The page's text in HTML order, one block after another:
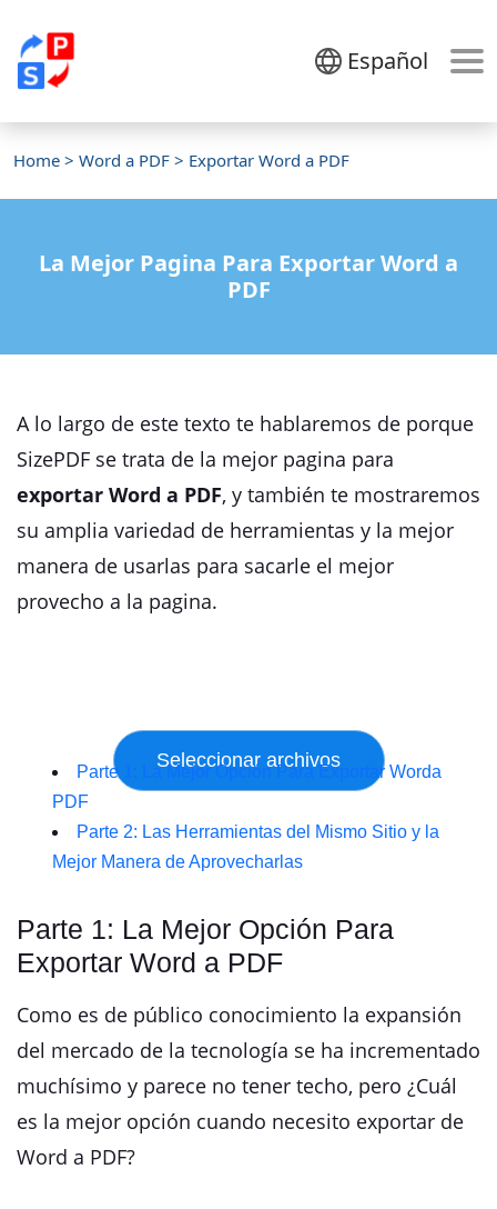
Español
Home > Word a PDF > Exportar Word a PDF
La Mejor Pagina Para Exportar Word a
PDF
A lo largo de este texto te hablaremos de porque
SizePDF se trata de la mejor pagina para
exportar Word a PDF, y también te mostraremos
su amplia variedad de herramientas y la mejor
manera de usarlas para sacarle el mejor
provecho a la pagina.
Parte 1: La Mejor Opción Para Exportar Worda
PDF
Parte 2: Las Herramientas del Mismo Sitio y la
Mejor Manera de Aprovecharlas
Parte 1: La Mejor Opción Para
Exportar Word a PDF
Como es de público conocimiento la expansión
del mercado de la tecnología se ha incrementado
muchísimo y parece no tener techo, pero ¿Cuál
es la mejor opción cuando necesito exportar de
Word a PDF?